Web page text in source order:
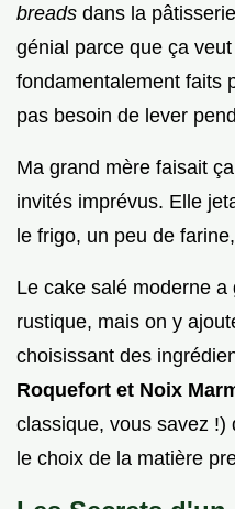
breads dans la
génial parce que ça veut
fondamentalement faits
pas besoin de lever
Ma grand mère faisait
invités imprévus. Elle
le frigo, un peu de
Le cake salé moderne
rustique, mais on y
choisissant des
Roquefort et Noix
classique, vous savez !)
le choix de la matière